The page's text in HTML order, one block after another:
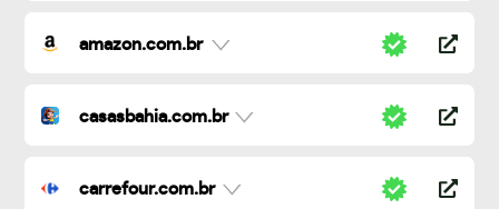
amazon.com.br
casasbahia.com.br
carrefour.com.br